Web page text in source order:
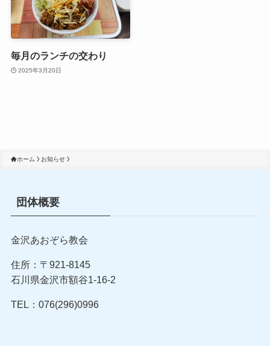
毎月のランチの交わり
2025年3月20日
ホーム お知らせ
団体概要
金沢あおぞら教会
住所：〒921-8145
石川県金沢市額谷1-16-2
TEL：076(296)0996